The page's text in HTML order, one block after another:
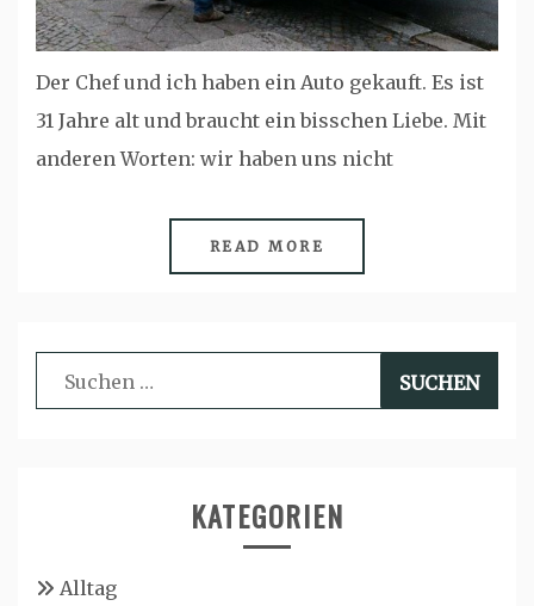
Der Chef und ich haben ein Auto gekauft. Es ist
31 Jahre alt und braucht ein bisschen Liebe. Mit
anderen Worten: wir haben uns nicht
READ MORE
Suchen
nach:
KATEGORIEN
Alltag